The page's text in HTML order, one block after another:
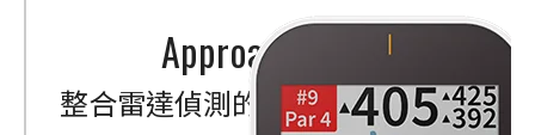
Approach G80
整合雷達偵測的高爾夫GPS訓練儀